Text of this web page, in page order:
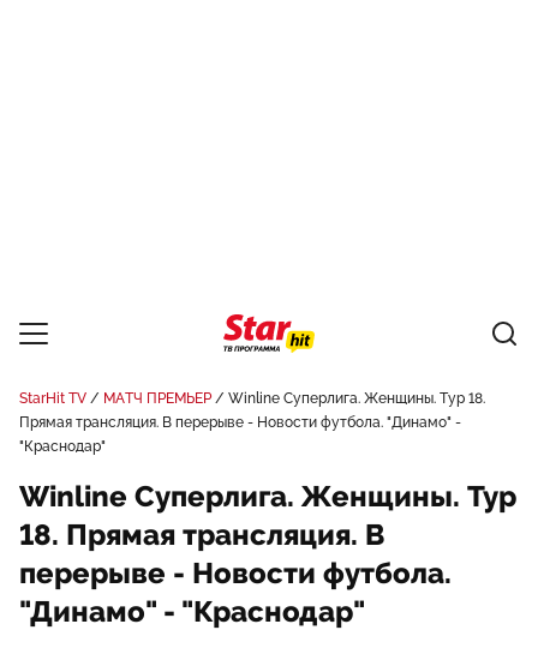
StarHit TV МАТЧ ПРЕМЬЕР
Winline Суперлига. Женщины. Тур 18.
Прямая трансляция. В перерыве - Новости футбола. "Динамо" -
"Краснодар"
Winline Суперлига. Женщины. Тур
18. Прямая трансляция. В
перерыве - Новости футбола.
"Динамо" - "Краснодар"